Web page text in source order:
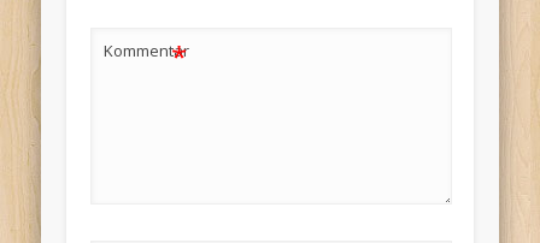
Kommentar
*